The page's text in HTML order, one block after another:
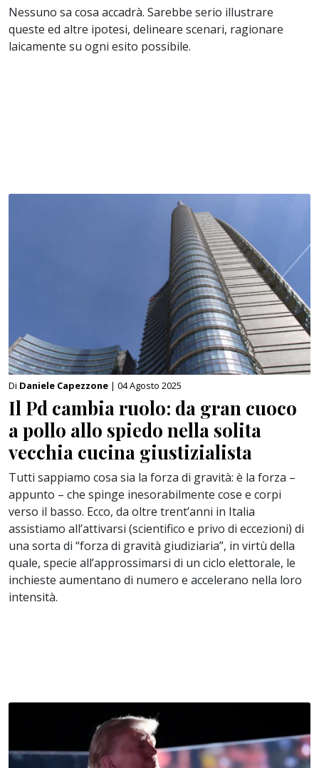
Nessuno sa cosa accadrà. Sarebbe serio illustrare
queste ed altre ipotesi, delineare scenari, ragionare
laicamente su ogni esito possibile.
Di Daniele Capezzone | 04 Agosto 2025
Il Pd cambia ruolo: da gran cuoco
a pollo allo spiedo nella solita
vecchia cucina giustizialista
Tutti sappiamo cosa sia la forza di gravità: è la forza –
appunto – che spinge inesorabilmente cose e corpi
verso il basso. Ecco, da oltre trent’anni in Italia
assistiamo all’attivarsi (scientifico e privo di eccezioni) di
una sorta di “forza di gravità giudiziaria”, in virtù della
quale, specie all’approssimarsi di un ciclo elettorale, le
inchieste aumentano di numero e accelerano nella loro
intensità.